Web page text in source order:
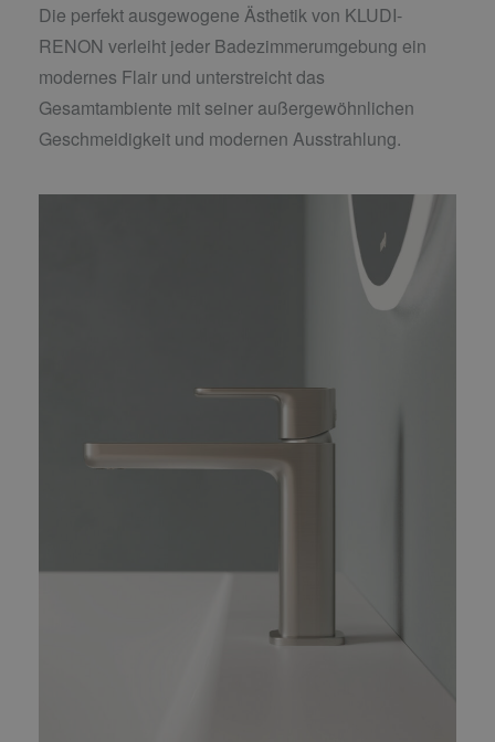
Die perfekt ausgewogene Ästhetik von KLUDI-
RENON verleiht jeder Badezimmerumgebung ein
modernes Flair und unterstreicht das
Gesamtambiente mit seiner außergewöhnlichen
Geschmeidigkeit und modernen Ausstrahlung.